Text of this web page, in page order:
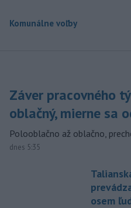
Komunálne voľby
Záver pracovného
oblačný, mierne sa
Polooblačno až oblačno,
dnes 5:35
osem